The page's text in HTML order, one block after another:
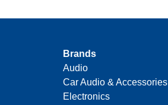
Brands
Audio
Car Audio & Accessories
Electronics